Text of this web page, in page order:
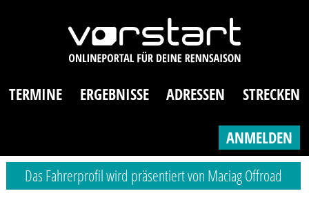
TERMINE ERGEBNISSE ADRESSEN STRECKEN
ANMELDEN
Das Fahrerprofil wird präsentiert von Maciag Offroad